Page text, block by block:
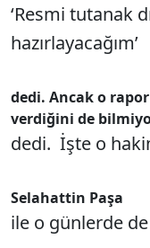
‘Resmi tutanak
hazırlayacağım’
dedi. Ancak o
verdiğini de
dedi. İşte o
Selahattin Paşa
ile o günlerde